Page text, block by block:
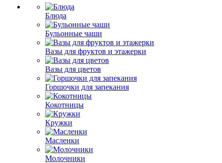
Блюда
Бульонные чаши
Вазы для фруктов и этажерки
Вазы для цветов
Горшочки для запекания
Кокотницы
Кружки
Масленки
Молочники